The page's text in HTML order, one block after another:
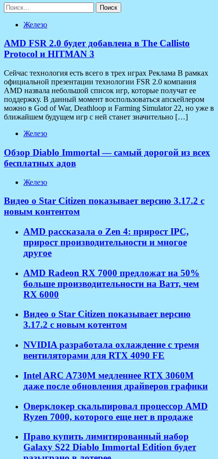
Найти:
Железо
AMD FSR 2.0 будет добавлена в The Callisto
Protocol и HITMAN 3
Сейчас технология есть всего в трех играх Реклама В рамках
официальной презентации технологии FSR 2.0 компания
AMD назвала небольшой список игр, которые получат ее
поддержку. В данный момент воспользоваться апскейлером
можно в God of War, Deathloop и Farming Simulator 22, но уже в
ближайшем будущем игр с ней станет значительно […]
Железо
Обзор Diablo Immortal — самый дорогой из всех
бесплатных адов
Железо
Видео о Star Citizen показывает версию 3.17.2 с
новым контентом
AMD рассказала о Zen 4: прирост IPC,
прирост производительности и многое
другое
AMD Radeon RX 7000 предложат на 50%
больше производительности на Ватт, чем
RX 6000
Видео о Star Citizen показывает версию
3.17.2 с новым котентом
NVIDIA разработала охлаждение с тремя
вентиляторами для RTX 4090 FE
Intel ARC A730M медленнее RTX 3060M
даже после обновления драйверов графики
Оверклокер скальпировал процессор AMD
Ryzen 7000, которого еще нет в продаже
Право купить лимитированный набор
Galaxy S22 Diablo Immortal Edition будет